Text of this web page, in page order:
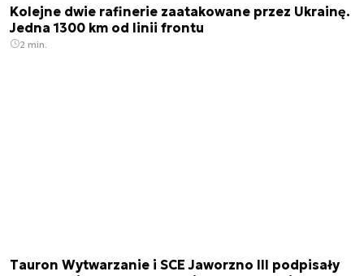
Kolejne dwie rafinerie zaatakowane przez Ukrainę.
Jedna 1300 km od linii frontu
2 min.
Tauron Wytwarzanie i SCE Jaworzno III podpisały